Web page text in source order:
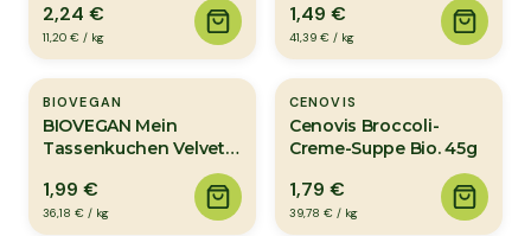
2,24 €
11,20 € / kg
1,49 €
41,39 € / kg
BIOVEGAN
BIOVEGAN Mein
Tassenkuchen Velvet
1,99 €
36,18 € / kg
CENOVIS
Cenovis Broccoli-
Creme-Suppe Bio. 45g
1,79 €
39,78 € / kg